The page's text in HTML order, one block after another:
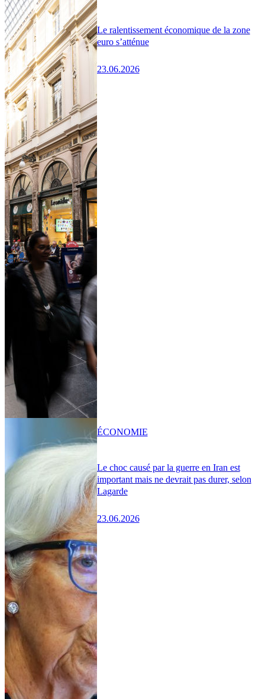
Le ralentissement économique de la zone
euro s’atténue
23.06.2026
Le choc causé par la guerre en Iran est
important mais ne devrait pas durer, selon
Lagarde
23.06.2026
ÉCONOMIE